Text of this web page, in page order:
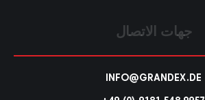
جهات الاتصال
INFO@GRANDEX.DE